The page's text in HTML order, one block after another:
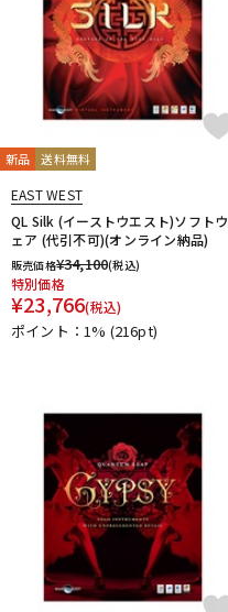
中古
新品 送料無料
EAST WEST
QL Silk (イーストウエスト)ソフトウ
ェア (代引不可)(オンライン納品)
販売価格¥34,100(税込)
特別価格
¥23,766(税込)
ポイント：1% (216pt)